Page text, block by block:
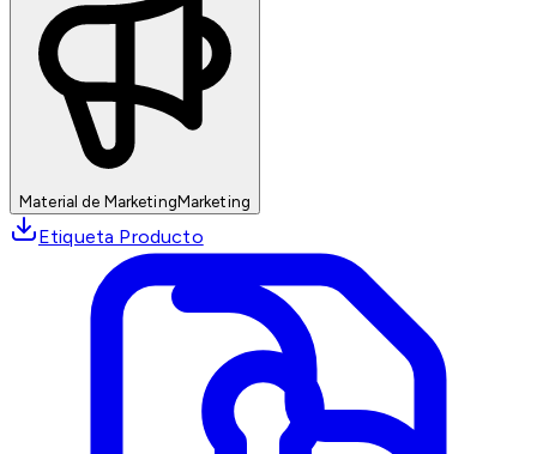
Material de MarketingMarketing
Etiqueta Producto